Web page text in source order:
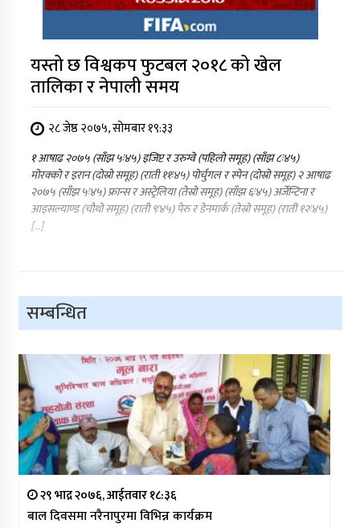
यस्तो छ विश्वकप फुटबल २०१८ को खेल
तालिका र नेपाली समय
२८ जेष्ठ २०७५, सोमबार १९:३३
१ आषाढ २०७५ (साँझ ५ः४५) इजिप्ट र उरुग्वे (पहिलो समूह) (साँझ ८ः४५)
मोरक्को र इरान (दोस्रो समूह) (राती ११ः४५) पोर्चुगल र स्पेन (दोस्रो समूह) २ आषाढ
२०७५ (साँझ ५ः४५) फ्रान्स र अस्ट्रेलिया (तेस्रो समूह) (साँझ ६ः४५) अर्जेन्टिना र
आइसल्याण्ड (चौथो समूह) (राती ९ः४५) पेरु र डेनमार्क (तेस्रो समूह) (राती १२ः४५)
[…]
सम्बन्धित
२९ भाद्र २०७६, आईतवार १८:३६
बाल दिवसमा नरैनापुरमा विभिन्न कार्यक्रम